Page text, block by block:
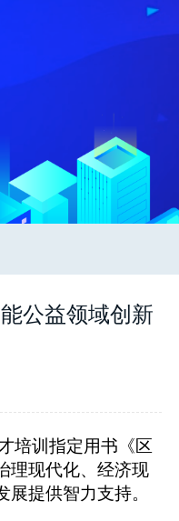
公益领域创新
培训指定用书《区
理现代化、经济现
提供智力支持。